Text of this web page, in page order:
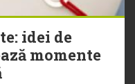
idei de
momente